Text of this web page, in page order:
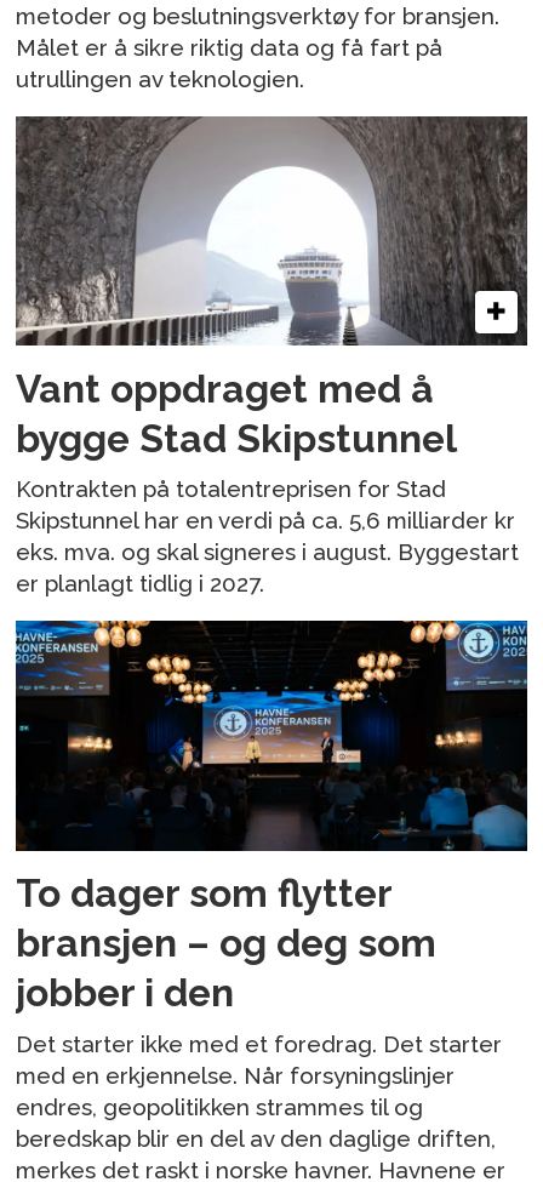
metoder og beslutningsverktøy for bransjen.
Målet er å sikre riktig data og få fart på
utrullingen av teknologien.
Vant oppdraget med å
bygge Stad Skipstunnel
Kontrakten på totalentreprisen for Stad
Skipstunnel har en verdi på ca. 5,6 milliarder kr
eks. mva. og skal signeres i august. Byggestart
er planlagt tidlig i 2027.
To dager som flytter
bransjen – og deg som
jobber i den
Det starter ikke med et foredrag. Det starter
med en erkjennelse. Når forsyningslinjer
endres, geopolitikken strammes til og
beredskap blir en del av den daglige driften,
merkes det raskt i norske havner. Havnene er